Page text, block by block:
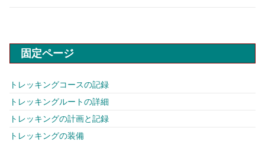
固定ページ
トレッキングコースの記録
トレッキングルートの詳細
トレッキングの計画と記録
トレッキングの装備